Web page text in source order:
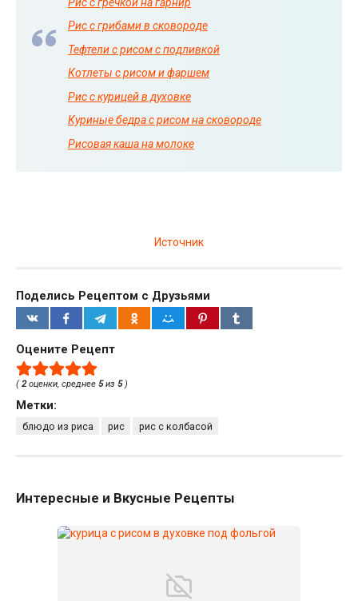
Рис с грибами в сковороде
Тефтели с рисом с подливкой
Котлеты с рисом и фаршем
Рис с курицей в духовке
Куриные бедра с рисом на сковороде
Рисовая каша на молоке
Источник
Поделись Рецептом с Друзьями
Оцените Рецепт
(2оценки, среднее 5из 5)
Метки:
блюдо из риса рис рис с колбасой
Интересные и Вкусные Рецепты